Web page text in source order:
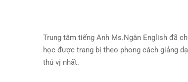
Trung tâm tiếng Anh Ms.Ngân English đã
học được trang bị theo phong cách giảng
thú vị nhất.